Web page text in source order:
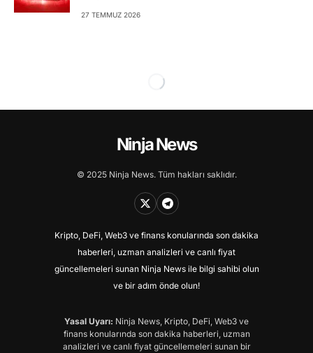
27 TEMMUZ 2026
Ninja News
© 2025 Ninja News. Tüm hakları saklıdır.
Kripto, DeFi, Web3 ve finans konularında son dakika
haberleri, uzman analizleri ve canlı fiyat
güncellemeleri sunan Ninja News ile bilgi sahibi olun
ve bir adım önde olun!
Yasal Uyarı: Ninja News, Kripto, DeFi, Web3 ve
finans konularında son dakika haberleri, uzman
analizleri ve canlı fiyat güncellemeleri sunan bir